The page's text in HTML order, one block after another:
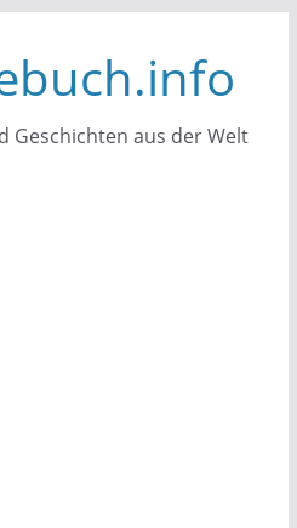
Geschichten aus der Welt